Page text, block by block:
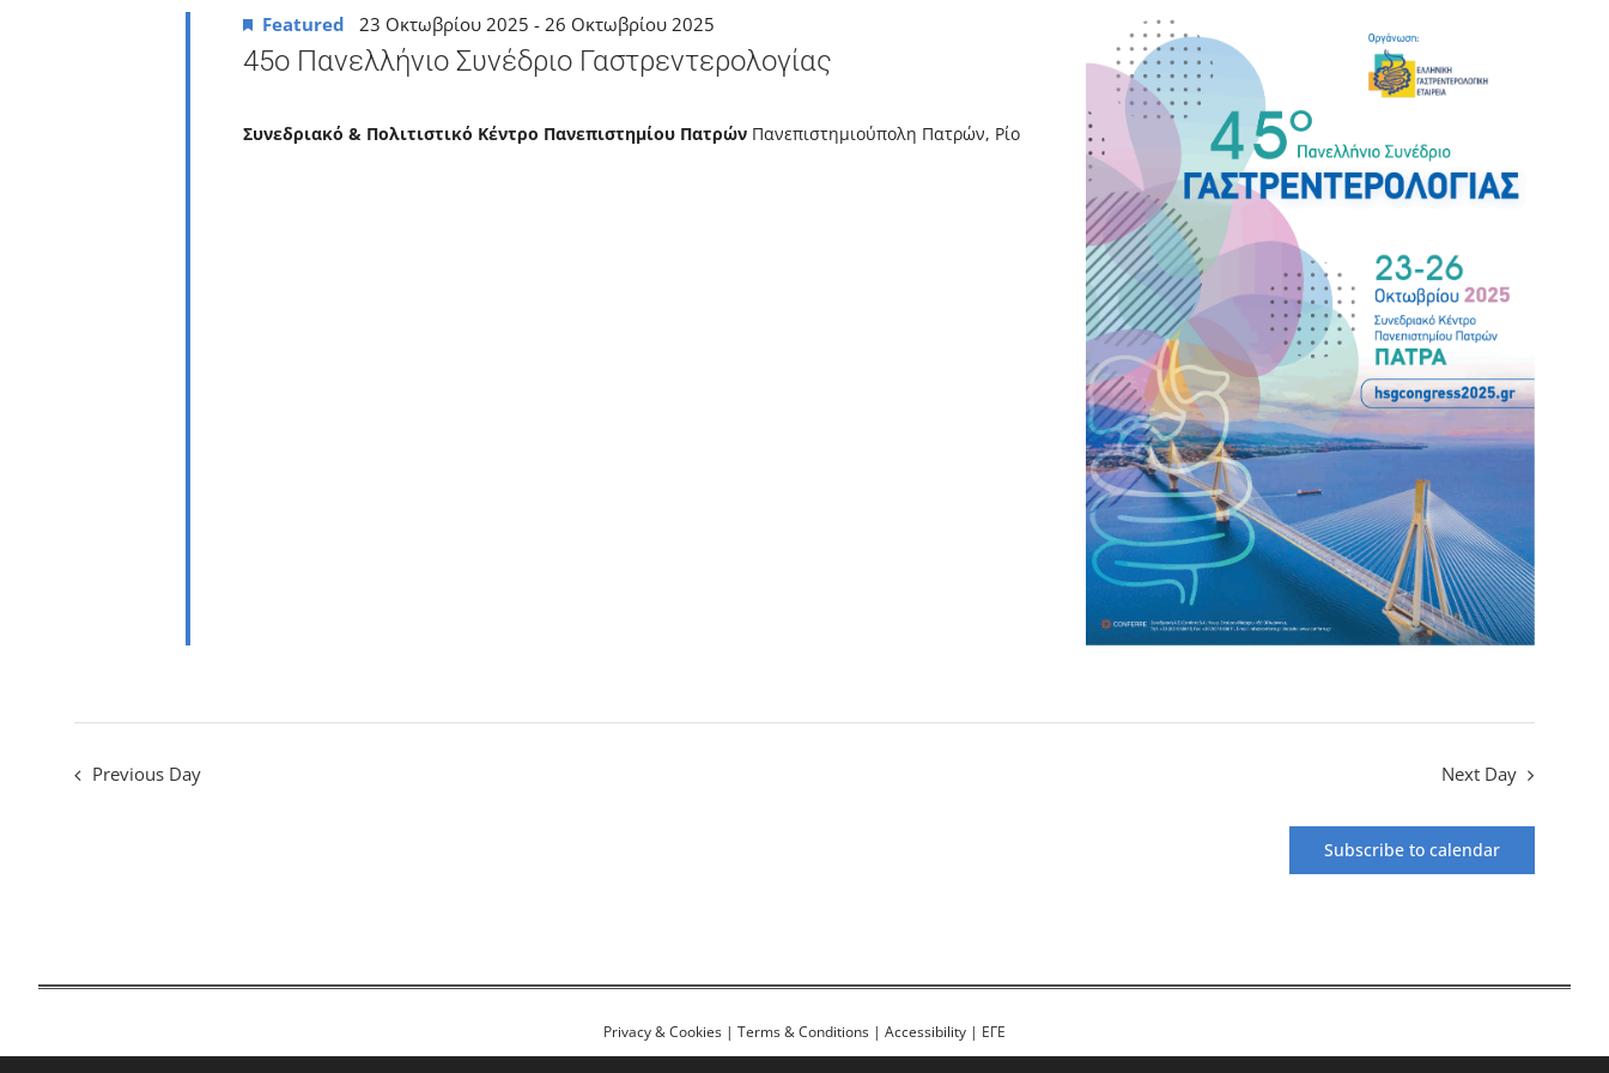
2025
45ο Πανελλήνιο Συνέδριο Γαστρεντερολογίας
Featured 23 Οκτωβρίου 2025 -26 Οκτωβρίου 2025
Συνεδριακό & Πολιτιστικό Κέντρο Πανεπιστημίου Πατρών Πανεπιστημιούπολη Πατρών, Ρίο
Previous Day Next Day
Subscribe to calendar
Privacy & Cookies | Terms & Conditions | Accessibility | ΕΓΕ